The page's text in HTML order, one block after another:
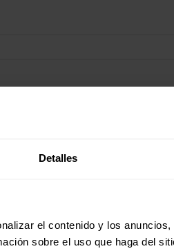
Detalles
el contenido y los
sobre el uso que haga del
en el polímero de poliuretano que tiene
en más de 2 cms, a altas temperaturas eso
tiene.
en el modelo Furier, de 13 cms de HR